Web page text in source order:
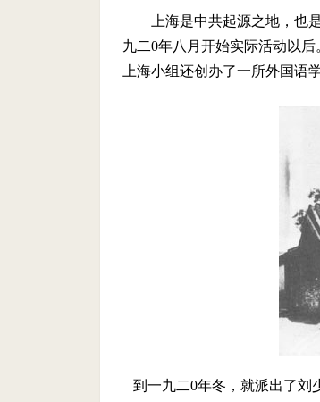
上海是中共起源之地，也
九二0年八月开始实际活动以后
上海小组还创办了一所外国语
到一九二0年冬，就派出了刘